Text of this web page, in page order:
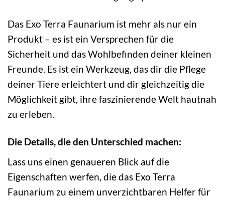
Das Exo Terra Faunarium ist mehr als nur ein
Produkt – es ist ein Versprechen für die
Sicherheit und das Wohlbefinden deiner kleinen
Freunde. Es ist ein Werkzeug, das dir die Pflege
deiner Tiere erleichtert und dir gleichzeitig die
Möglichkeit gibt, ihre faszinierende Welt hautnah
zu erleben.
Die Details, die den Unterschied machen:
Lass uns einen genaueren Blick auf die
Eigenschaften werfen, die das Exo Terra
Faunarium zu einem unverzichtbaren Helfer für